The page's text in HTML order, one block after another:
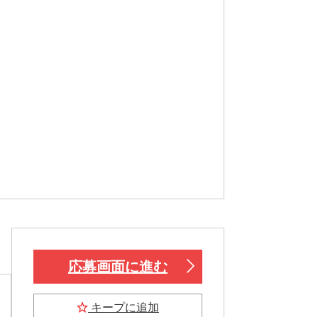
応募画面に進む
キープに追加